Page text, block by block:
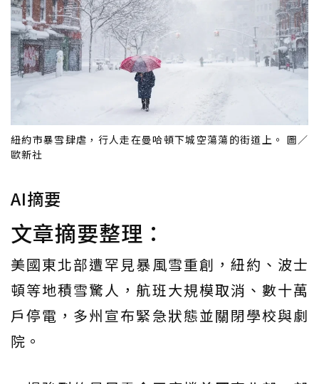
紐約市暴雪肆虐，行人走在曼哈頓下城空蕩蕩的街道上。 圖／
歐新社
AI摘要
文章摘要整理：
美國東北部遭罕見暴風雪重創，紐約、波士
頓等地積雪驚人，航班大規模取消、數十萬
戶停電，多州宣布緊急狀態並關閉學校與劇
院。